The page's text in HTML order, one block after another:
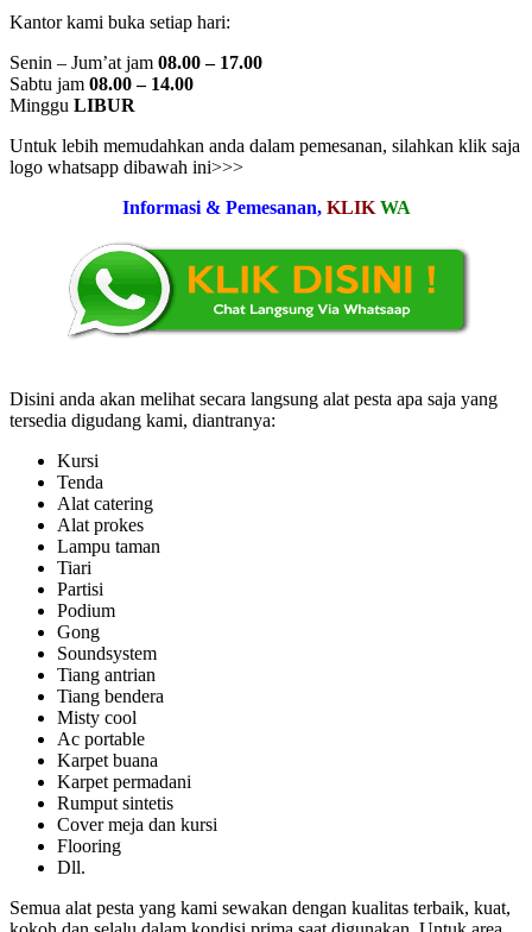
Kantor kami buka setiap hari:
Senin – Jum’at jam 08.00 – 17.00
Sabtu jam 08.00 – 14.00
Minggu LIBUR
Untuk lebih memudahkan anda dalam pemesanan, silahkan klik saja
logo whatsapp dibawah ini>>>
Informasi & Pemesanan, KLIK WA
Disini anda akan melihat secara langsung alat pesta apa saja yang
tersedia digudang kami, diantranya:
Kursi
Tenda
Alat catering
Alat prokes
Lampu taman
Tiari
Partisi
Podium
Gong
Soundsystem
Tiang antrian
Tiang bendera
Misty cool
Ac portable
Karpet buana
Karpet permadani
Rumput sintetis
Cover meja dan kursi
Flooring
Dll.
Semua alat pesta yang kami sewakan dengan kualitas terbaik, kuat,